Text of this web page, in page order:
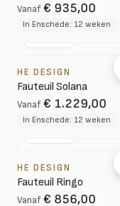
Vanaf € 935,00
In Enschede: 12 weken
HE DESIGN
Fauteuil Solana
Vanaf € 1.229,00
In Enschede: 12 weken
HE DESIGN
Fauteuil Ringo
Vanaf € 856,00